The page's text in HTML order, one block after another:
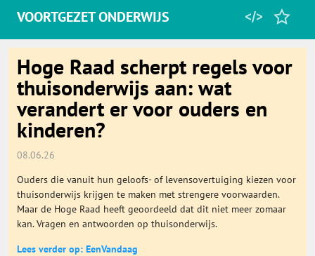
Home
Favorieten
Algemeen
Onderwijs Totaal
VOORTGEZET ONDERWIJS
Hoge Raad scherpt regels voor
thuisonderwijs aan: wat
verandert er voor ouders en
kinderen?
08.06.26
Ouders die vanuit hun geloofs- of levensovertuiging kiezen voor
thuisonderwijs krijgen te maken met strengere voorwaarden.
Maar de Hoge Raad heeft geoordeeld dat dit niet meer zomaar
kan. Vragen en antwoorden op thuisonderwijs.
Lees verder op: EenVandaag